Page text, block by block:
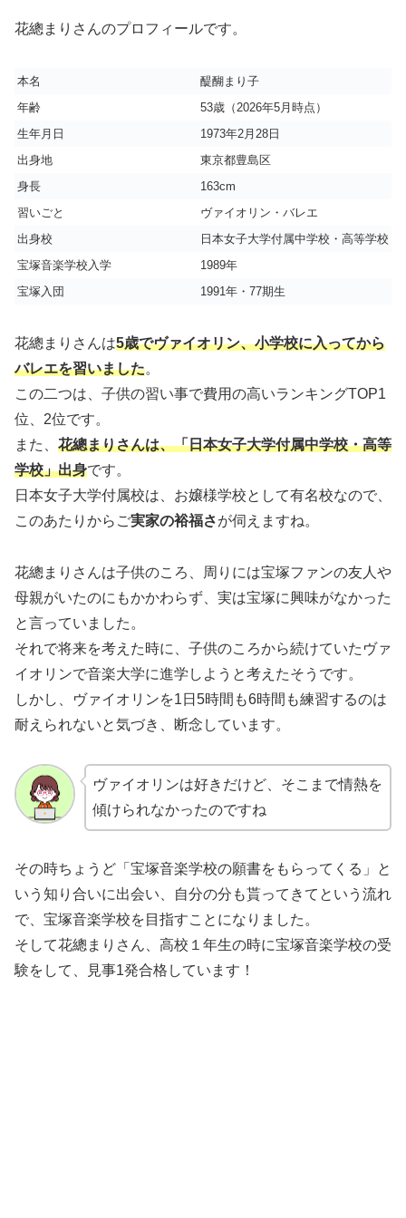
花總まりさんのプロフィールです。
本名
醍醐まり子
年齢
53歳（2026年5月時点）
生年月日
1973年2月28日
出身地
東京都豊島区
身長
163cm
習いごと
ヴァイオリン・バレエ
出身校
日本女子大学付属中学校・高等学校
宝塚音楽学校入学
1989年
宝塚入団
1991年・77期生
花總まりさんは5歳でヴァイオリン、小学校に入ってから
バレエを習いました。
この二つは、子供の習い事で費用の高いランキングTOP1
位、2位です。
また、 花總まりさんは、「日本女子大学付属中学校・高等
学校」出身です。
日本女子大学付属校は、お嬢様学校として有名校なので、
このあたりからご実家の裕福さが伺えますね。
花總まりさんは子供のころ、周りには宝塚ファンの友人や
母親がいたのにもかかわらず、実は宝塚に興味がなかった
と言っていました。
それで将来を考えた時に、子供のころから続けていたヴァ
イオリンで音楽大学に進学しようと考えたそうです。
しかし、ヴァイオリンを1日5時間も6時間も練習するのは
耐えられないと気づき、断念しています。
ヴァイオリンは好きだけど、そこまで情熱を
傾けられなかったのですね
その時ちょうど「宝塚音楽学校の願書をもらってくる」と
いう知り合いに出会い、自分の分も貰ってきてという流れ
で、宝塚音楽学校を目指すことになりました。
そして花總まりさん、高校１年生の時に宝塚音楽学校の受
験をして、見事1発合格しています！